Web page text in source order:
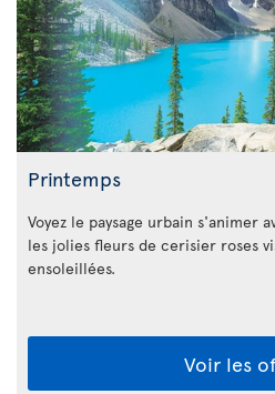
Printemps
Voyez le paysage urbain s'animer
les jolies fleurs de cerisier roses
ensoleillées.
Voir les